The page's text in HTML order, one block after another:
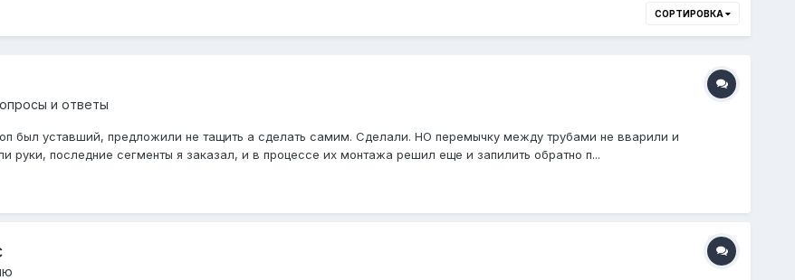
СОРТИРОВКА
и ответы
был уставший, предложили не тащить а сделать самим. Сделали. НО перемычку между трубами не вварили и
руки, последние сегменты я заказал, и в процессе их монтажа решил еще и запилить обратно п...